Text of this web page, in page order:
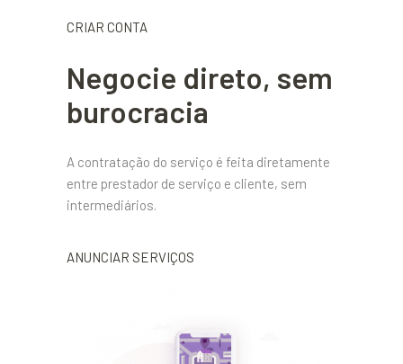
CRIAR CONTA
Negocie direto, sem
burocracia
A contratação do serviço é feita diretamente
entre prestador de serviço e cliente, sem
intermediários.
ANUNCIAR SERVIÇOS